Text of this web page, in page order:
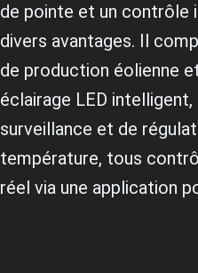
de pointe et un contrôle
divers avantages. Il
de production éolienne
éclairage LED
surveillance et de
température, tous
réel via une application